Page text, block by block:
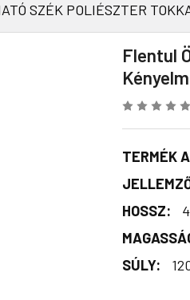
SZÉK POLIÉSZTER
Flentul
TERMÉK
HOSSZ:
SÚLY: